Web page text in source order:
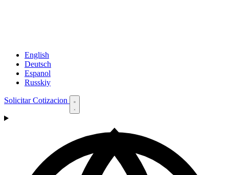
English
Deutsch
Espanol
Russkiy
Solicitar Cotizacion